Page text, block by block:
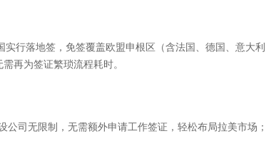
行落地签，免签覆盖欧盟申根区（含法国、德国、意大利
再为签证繁琐流程耗时。
司无限制，无需额外申请工作签证，轻松布局拉美市场；